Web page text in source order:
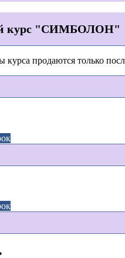
курс "СИМБОЛОН"
курса продаются только